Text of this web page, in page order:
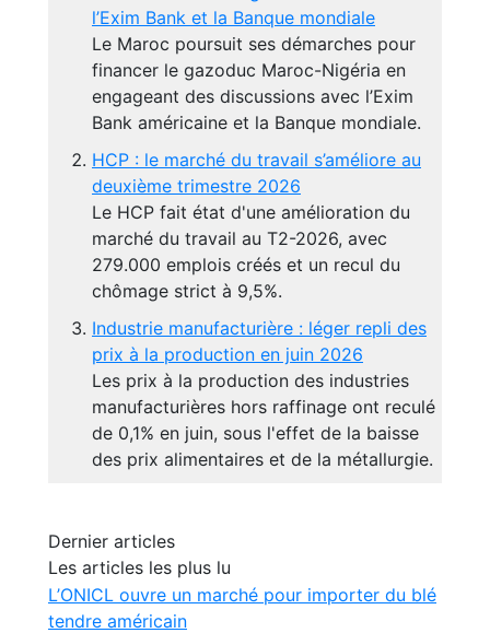
l’Exim Bank et la Banque mondiale
Le Maroc poursuit ses démarches pour
financer le gazoduc Maroc-Nigéria en
engageant des discussions avec l’Exim
Bank américaine et la Banque mondiale.
HCP : le marché du travail s’améliore au
deuxième trimestre 2026
Le HCP fait état d'une amélioration du
marché du travail au T2-2026, avec
279.000 emplois créés et un recul du
chômage strict à 9,5%.
Industrie manufacturière : léger repli des
prix à la production en juin 2026
Les prix à la production des industries
manufacturières hors raffinage ont reculé
de 0,1% en juin, sous l'effet de la baisse
des prix alimentaires et de la métallurgie.
Dernier articles
Les articles les plus lu
L’ONICL ouvre un marché pour importer du blé
tendre américain